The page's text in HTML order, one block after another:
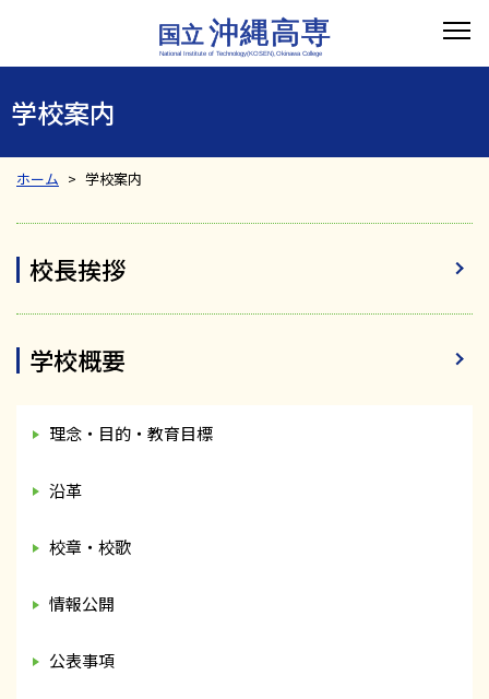
学校案内
ホーム 学校案内
校長挨拶
学校概要
理念・目的・教育目標
沿革
校章・校歌
情報公開
公表事項